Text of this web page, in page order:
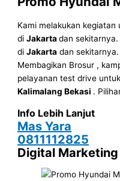
Kami melakukan
diJakartadan
diJakarta dan
Membagikan Brosur ,
pelayanan test drive
Kalimalang Bekasi .
Info Lebih Lanjut
Mas Yara
0811112825
Digital